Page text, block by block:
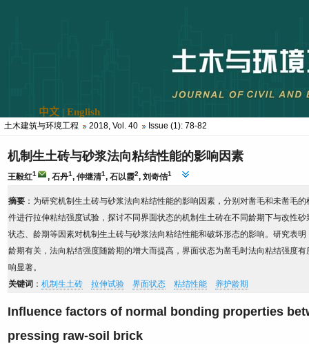
土木建筑与环境工程 2018, Vol. 40 Issue (1): 78-82
机制生土砖与砂浆法向粘结性能的影响因素
王毅红1 , 石丹1, 仲继清1, 石以霞2, 刘奇佶1
摘要 ：为研究机制生土砖与砂浆法向粘结性能的影响因素，分别对凿毛和未凿毛
件进行拉伸粘结强度试验，探讨不同界面状态的机制生土砖在不同龄期下与改性
状态、龄期等因素对机制生土砖与砂浆法向粘结性能和破坏形态的影响。研究表
龄期有关，法向粘结强度随龄期的增大而提高，界面状态为凿毛时法向粘结强度
响显著。
关键词 ： 机制生土砖 拉伸试验 界面状态 粘结性能 养护龄期
Influence factors of normal bonding properties
pressing raw-soil brick